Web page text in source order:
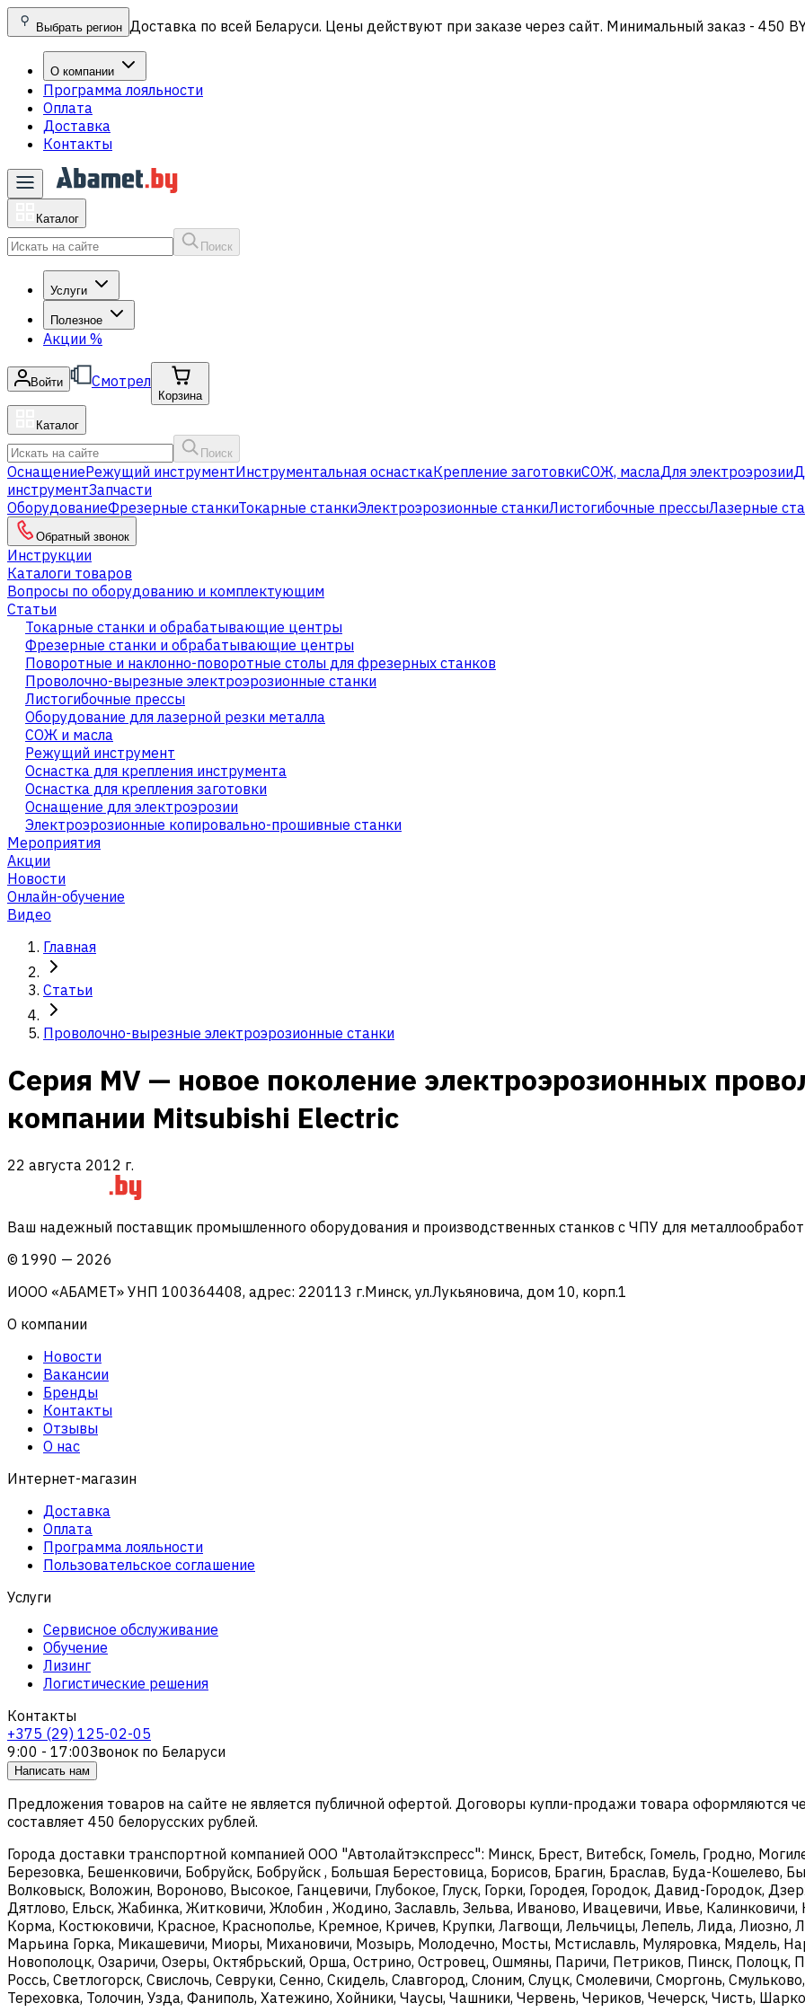
Выбрать регион Доставка по всей Беларуси. Цены действуют при заказе через сайт. Минимальный заказ - 450
О компании
Программа лояльности
Оплата
Доставка
Контакты
Каталог
Поиск
Услуги
Полезное
Акции %
Войти Смотрел
Корзина
Каталог
Поиск
ОснащениеРежущий инструментИнструментальная оснасткаКрепление заготовкиСОЖ, маслаДля электроэрозии
инструментЗапчасти
ОборудованиеФрезерные станкиТокарные станкиЭлектроэрозионные станкиЛистогибочные прессыЛазерные
Обратный звонок
Инструкции
Каталоги товаров
Вопросы по оборудованию и комплектующим
Статьи
Токарные станки и обрабатывающие центры
Фрезерные станки и обрабатывающие центры
Поворотные и наклонно-поворотные столы для фрезерных станков
Проволочно-вырезные электроэрозионные станки
Листогибочные прессы
Оборудование для лазерной резки металла
СОЖ и масла
Режущий инструмент
Оснастка для крепления инструмента
Оснастка для крепления заготовки
Оснащение для электроэрозии
Электроэрозионные копировально-прошивные станки
Мероприятия
Акции
Новости
Онлайн-обучение
Видео
Главная
Статьи
Проволочно-вырезные электроэрозионные станки
Серия MV — новое поколение электроэрозионных
компании Mitsubishi Electric
22 августа 2012 г.
Ваш надежный поставщик промышленного оборудования и производственных станков с ЧПУ для
© 1990 — 2026
ИООО «АБАМЕТ» УНП 100364408, адрес: 220113 г.Минск, ул.Лукьяновича, дом 10, корп.1
О компании
Новости
Вакансии
Бренды
Контакты
Отзывы
О нас
Интернет-магазин
Доставка
Оплата
Программа лояльности
Пользовательское соглашение
Услуги
Сервисное обслуживание
Обучение
Лизинг
Логистические решения
Контакты
+375 (29) 125-02-05
9:00 - 17:00Звонок по Беларуси
Написать нам
Предложения товаров на сайте не является публичной офертой. Договоры купли-продажи товара оформляются
составляет 450 белорусских рублей.
Города доставки транспортной компанией ООО "Автолайтэкспресс": Минск, Брест, Витебск, Гомель, Гродно,
Березовка, Бешенковичи, Бобруйск, Бобруйск , Большая Берестовица, Борисов, Брагин, Браслав, Буда-Кошелево,
Волковыск, Воложин, Вороново, Высокое, Ганцевичи, Глубокое, Глуск, Горки, Городея, Городок, Давид-Городок,
Дятлово, Ельск, Жабинка, Житковичи, Жлобин , Жодино, Заславль, Зельва, Иваново, Ивацевичи, Ивье,
Корма, Костюковичи, Красное, Краснополье, Кремное, Кричев, Крупки, Лагвощи, Лельчицы, Лепель, Лида, Лиозно,
Марьина Горка, Микашевичи, Миоры, Михановичи, Мозырь, Молодечно, Мосты, Мстиславль, Муляровка, Мядель,
Новополоцк, Озаричи, Озеры, Октябрьский, Орша, Острино, Островец, Ошмяны, Паричи, Петриков, Пинск, Полоцк,
Россь, Светлогорск, Свислочь, Севруки, Сенно, Скидель, Славгород, Слоним, Слуцк, Смолевичи, Сморгонь,
Тереховка, Толочин, Узда, Фаниполь, Хатежино, Хойники, Чаусы, Чашники, Червень, Чериков, Чечерск, Чисть,